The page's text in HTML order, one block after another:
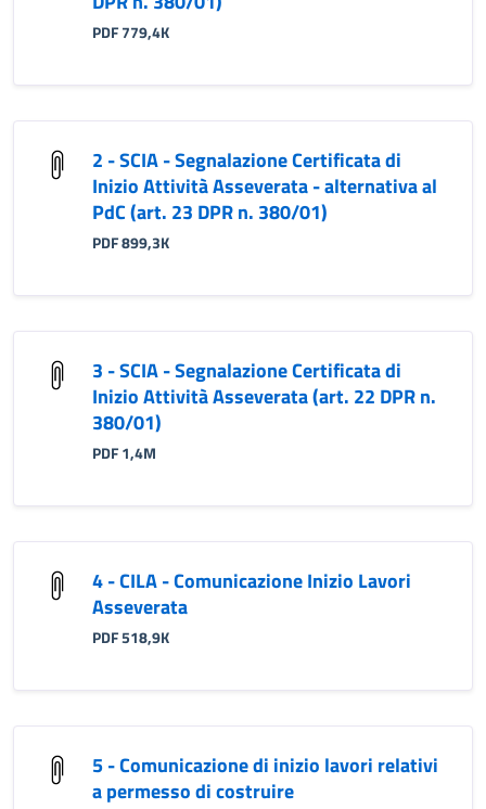
PDF 779,4K
2 - SCIA - Segnalazione Certificata di
Inizio Attività Asseverata - alternativa al
PdC (art. 23 DPR n. 380/01)
PDF 899,3K
3 - SCIA - Segnalazione Certificata di
Inizio Attività Asseverata (art. 22 DPR n.
380/01)
PDF 1,4M
4 - CILA - Comunicazione Inizio Lavori
Asseverata
PDF 518,9K
5 - Comunicazione di inizio lavori relativi
a permesso di costruire